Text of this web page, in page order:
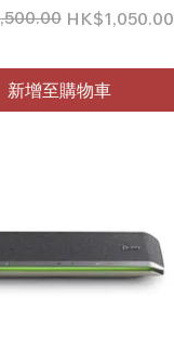
HK$1,050.00
新增至購物車